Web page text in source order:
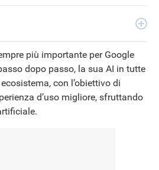
si occupa principalmente di tecnologia,
Appassionato di viaggi, vive tra
più importante per Google
dopo passo, la sua AI in tutte
con l’obiettivo di
d’uso migliore, sfruttando